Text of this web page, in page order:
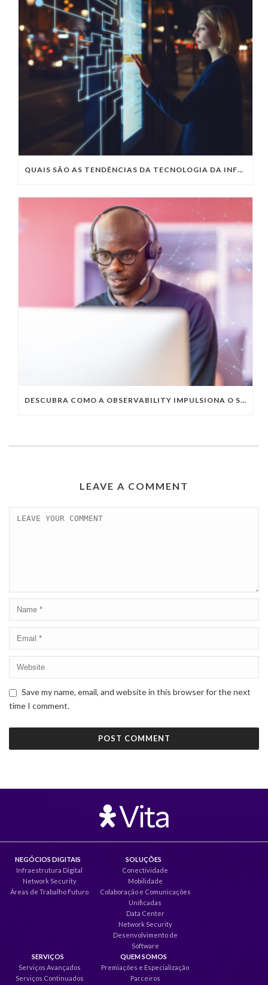
QUAIS SÃO AS TENDÊNCIAS DA TECNOLOGIA DA INFORMAÇÃO PARA 2023?
DESCUBRA COMO A OBSERVABILITY IMPULSIONA O SUCESSO DO SEU NEGÓCIO
LEAVE A COMMENT
Save my name, email, and website in this browser for the next
time I comment.
NEGÓCIOS DIGITAIS
Infraestrutura Digital
Network Security
Áreas de Trabalho Futuro
SOLUÇÕES
Conectividade
Mobilidade
Colaboração e Comunicações
Unificadas
Data Center
Network Security
Desenvolvimento de
Software
SERVIÇOS
Serviços Avançados
Serviços Continuados
QUEM SOMOS
Premiações e Especialização
Parceiros